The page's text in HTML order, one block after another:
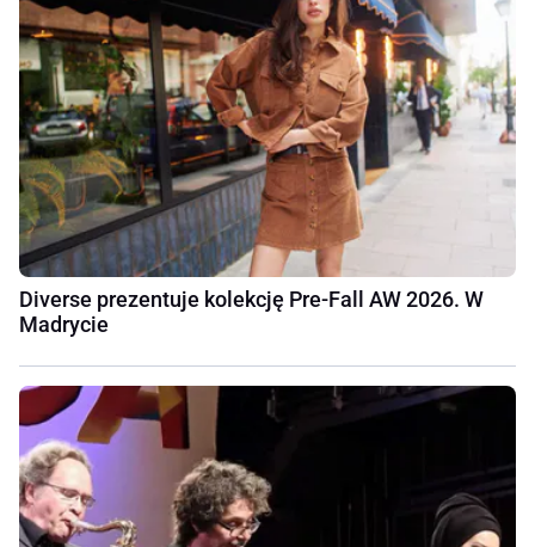
Diverse prezentuje kolekcję Pre-Fall AW 2026. W
Madrycie